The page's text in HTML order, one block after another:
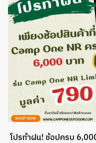
โปรท้าฝน! ช้อปครบ